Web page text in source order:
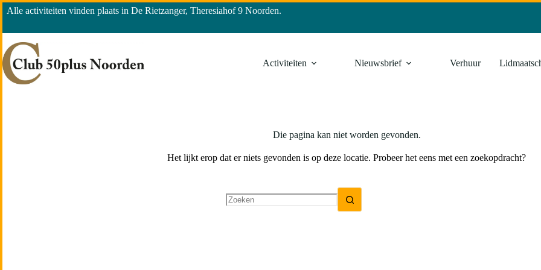
Alle activiteiten vinden plaats in De Rietzanger, Theresiahof 9 Noorden.
Activiteiten Nieuwsbrief Verhuur
Die pagina kan niet worden gevonden.
Het lijkt erop dat er niets gevonden is op deze locatie. Probeer het eens met een zoekopdracht?